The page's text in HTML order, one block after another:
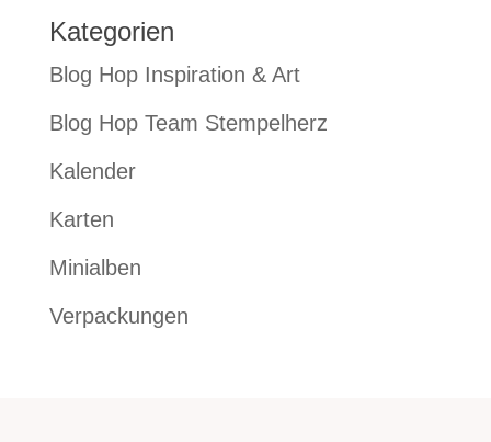
Kategorien
Blog Hop Inspiration & Art
Blog Hop Team Stempelherz
Kalender
Karten
Minialben
Verpackungen